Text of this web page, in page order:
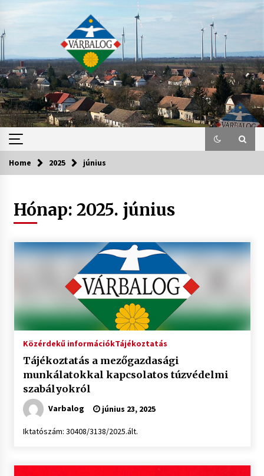
content
Home 2025 június
Hónap: 2025. június
Közérdekű információkTájékoztatás
Tájékoztatás a mezőgazdasági
munkálatokkal kapcsolatos túzvédelmi
szabályokról
Varbalog június 23, 2025
Iktatószám: 30408/3138/2025.ált.